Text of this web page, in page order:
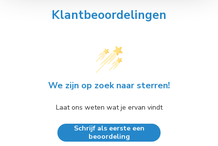
Klantbeoordelingen
We zijn op zoek naar sterren!
Laat ons weten wat je ervan vindt
Schrijf als eerste een
beoordeling